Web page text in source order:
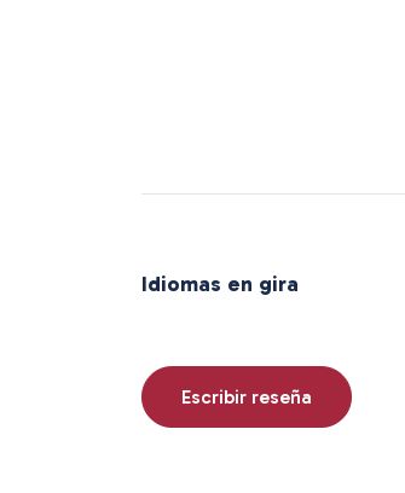
Idiomas en gira
Escribir reseña